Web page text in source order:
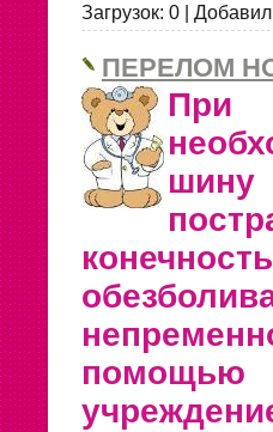
Загрузок: 0
ПЕРЕЛОМ
При
помощью